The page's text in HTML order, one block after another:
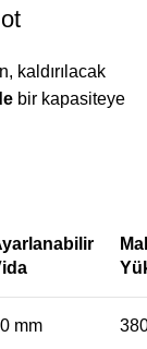
kaldırılacak
bir kapasiteye
mm